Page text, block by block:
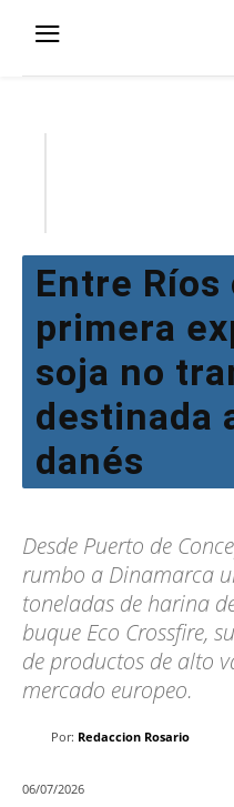
Entre
primera
soja no
destinada
danés
Desde Puerto de
rumbo a Dinamarca
toneladas de harina
buque Eco Crossfire,
de productos de alto
mercado europeo.
Por: Redaccion Rosario
06/07/2026